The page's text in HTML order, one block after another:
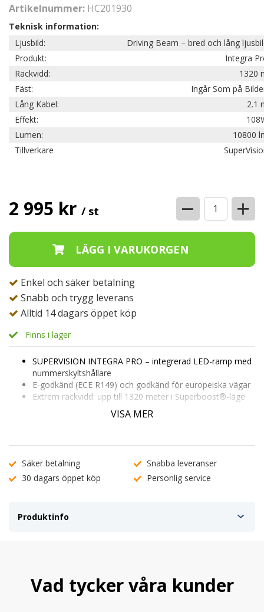
Artikelnummer: HC201930
Teknisk information:
Ljusbild:
Driving Beam – bred och lång
Produkt:
Integra
Räckvidd:
1320
Fäst:
Ingår Som på
Lång Kabel:
2.1
Effekt:
Lumen:
10800
Tillverkare
2 995 kr / st − +
Enkel och säker betalning
Snabb och trygg leverans
Alltid 14 dagars öppet köp
Finns i lager
SUPERVISION INTEGRA PRO – integrerad LED-ramp med
nummerskyltshållare
E-godkänd (ECE R149) och godkänd för europeiska vägar
Extrem räckvidd: upp till 1320 meter i Superboost®-läge
Driving Beam – bred och lång ljusbild
Kraftfull prestanda: 108W och 10 800 lumen
Diskret design – ersätter nummerskyltsfäste utan synliga
Robust konstruktion: IP68/IP69K & Lexan-polykarbonat
Perfekt för moderna personbilar, SUV och transportbilar
VISA MER
Säker betalning
Snabba leveranser
30 dagars öppet köp
Personlig service
Produktinfo
Vad tycker våra kunder